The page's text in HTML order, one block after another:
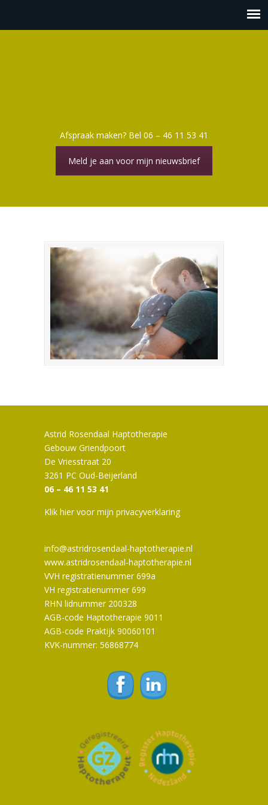
Afspraak maken? Bel 06 – 46 11 53 41
Meld je aan voor mijn nieuwsbrief
Astrid Rosendaal Haptotherapie
Gebouw Griendpoort
De Vriesstraat 20
3261 PC Oud-Beijerland
06 – 46 11 53 41
Klik hier voor mijn privacyverklaring
info@astridrosendaal-haptotherapie.nl
www.astridrosendaal-haptotherapie.nl
VVH registratienummer 699a
VH registratienummer 699
RHN lidnummer 200328
AGB-code Haptotherapie 9011
AGB-code Praktijk 90060101
KVK-nummer: 56868774